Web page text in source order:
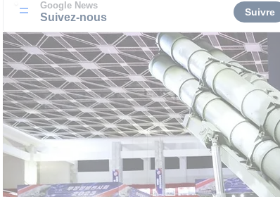
Google News
Suivez-nous Suivre